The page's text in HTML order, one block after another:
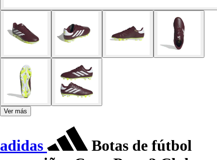
Ver más
adidas
Botas de fútbol